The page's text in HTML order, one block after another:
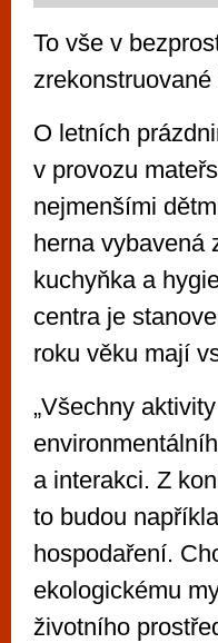
To vše v
O letních
v provozu
nejmenšími
herna vybavená
kuchyňka a
centra je
roku věku mají
„Všechny
a interakci. Z
to budou
hospodaření.
ekologickému
životního